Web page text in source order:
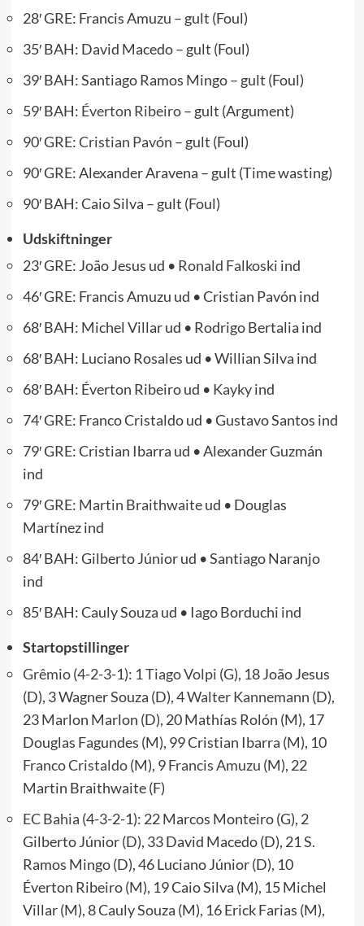
28′ GRE: Francis Amuzu – gult (Foul)
35′ BAH: David Macedo – gult (Foul)
39′ BAH: Santiago Ramos Mingo – gult (Foul)
59′ BAH: Éverton Ribeiro– gult (Argument)
90′ GRE:Cristian Pavón – gult (Foul)
90′ GRE: Alexander Aravena – gult (Time wasting)
90′ BAH: Caio Silva – gult (Foul)
Udskiftninger
23′ GRE: João Jesus ud • Ronald Falkoski ind
46′ GRE: Francis Amuzu ud • Cristian Pavón ind
68′ BAH: Michel Villar ud • Rodrigo Bertalia ind
68′ BAH: Luciano Rosales ud • Willian Silva ind
68′ BAH: Éverton Ribeiro ud • Kaykyind
74′ GRE: Franco Cristaldo ud • Gustavo Santos ind
79′ GRE: Cristian Ibarra ud • Alexander Guzmán
ind
79′ GRE: Martin Braithwaiteud • Douglas
Martínez ind
84′ BAH: Gilberto Júnior ud • Santiago Naranjo
ind
85′ BAH: Cauly Souza ud • Iago Borduchi ind
Startopstillinger
Grêmio(4-2-3-1): 1Tiago Volpi (G), 18 João Jesus
(D), 3 Wagner Souza (D), 4Walter Kannemann (D),
23 Marlon Marlon (D), 20 Mathías Rolón (M), 17
Douglas Fagundes (M), 99 Cristian Ibarra (M), 10
Franco Cristaldo(M), 9Francis Amuzu (M), 22
Martin Braithwaite (F)
EC Bahia (4-3-2-1): 22 Marcos Monteiro (G), 2
Gilberto Júnior (D), 33 David Macedo (D), 21 S.
Ramos Mingo (D), 46 Luciano Júnior (D), 10
Éverton Ribeiro (M), 19 Caio Silva (M), 15 Michel
Villar (M), 8 Cauly Souza (M), 16 Erick Farias (M),